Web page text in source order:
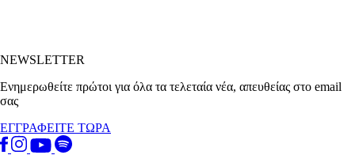
NEWSLETTER
Ενημερωθείτε πρώτοι για όλα τα τελεταία νέα, απευθείας στο email
σας
ΕΓΓΡΑΦΕΙΤΕ ΤΩΡΑ